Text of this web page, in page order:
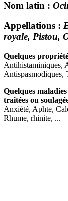
Nom latin :
Appellations :
royale, Pistou,
Quelques
Antihistaminiques,
Antispasmodiques,
Quelques
traitées ou
Anxiété, Aphte,
Rhume, rhinite, ...